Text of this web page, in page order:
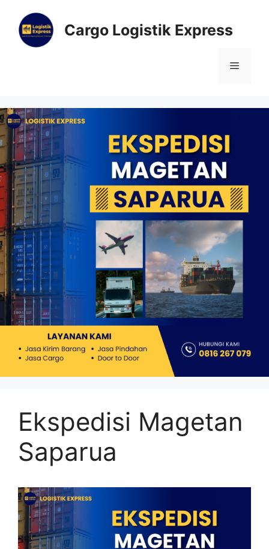
Cargo Logistik Express
Ekspedisi Magetan
Saparua